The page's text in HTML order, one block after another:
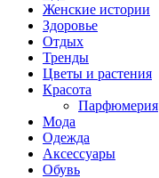
Женские истории
Здоровье
Отдых
Тренды
Цветы и растения
Красота
Парфюмерия
Мода
Одежда
Аксессуары
Обувь